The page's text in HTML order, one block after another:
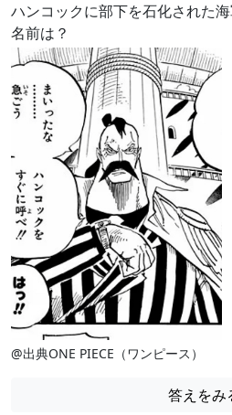
ハンコックに部下を石化された
名前は？
@出典ONE PIECE（ワンピース）
答えをみ